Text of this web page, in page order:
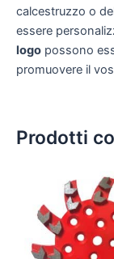
calcestruzzo o
essere
logo possono
promuovere il
Prodotti